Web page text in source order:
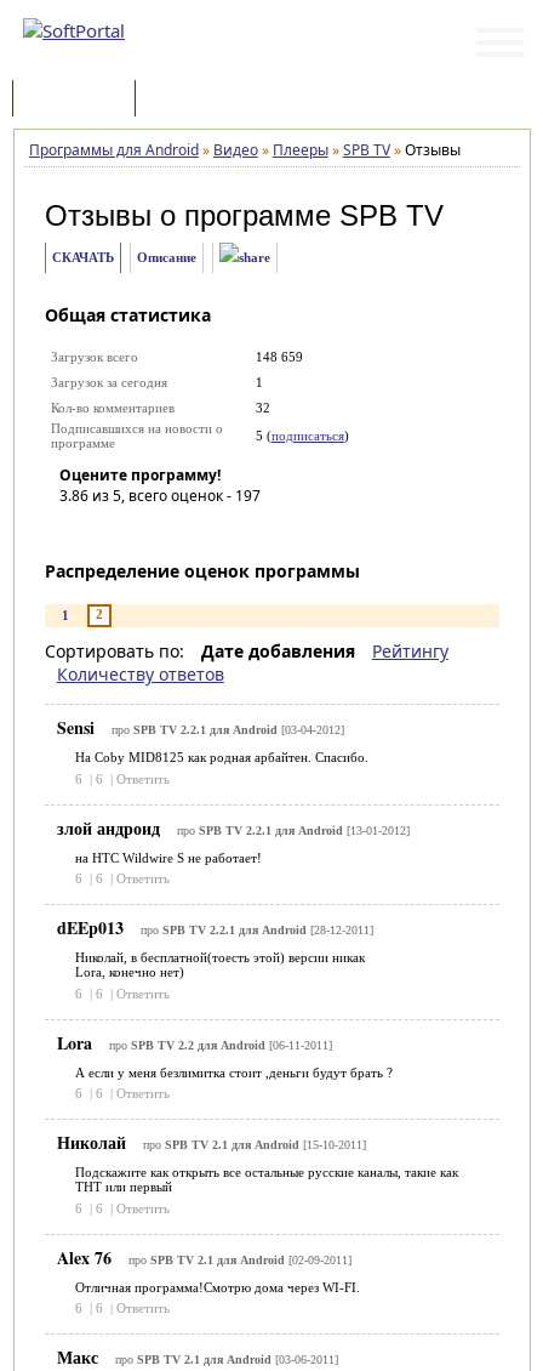
Программы для Android» Видео» Плееры»SPB TV»Отзывы
Отзывы о программе SPB TV
СКАЧАТЬ Описание
Общая статистика
Загрузок всего
148 659
Загрузок за сегодня
1
Кол-во комментариев
32
Подписавшихся на новости о
программе
5 (подписаться)
Оцените программу!
3.86из 5, всего оценок - 197
Распределение оценок программы
1 2
Сортировать по: Дате добавления
Рейтингу
Количеству ответов
Sensi про SPB TV 2.2.1 для Android [03-04-2012]
На Coby MID8125 как родная арбайтен. Спасибо.
6
| 6 | Ответить
злой андроид про SPB TV 2.2.1 для Android [13-01-2012]
на HTC Wildwire S не работает!
6
| 6 | Ответить
dEEp013 про SPB TV 2.2.1 для Android [28-12-2011]
Николай, в бесплатной(тоесть этой) версии никак
Lora, конечно нет)
6
| 6 | Ответить
Lora про SPB TV 2.2 для Android [06-11-2011]
А если у меня безлимитка стоит ,деньги будут брать ?
6
| 6 | Ответить
Николай про SPB TV 2.1 для Android [15-10-2011]
Подскажите как открыть все остальные русские каналы, такие как
ТНТ или первый
6
| 6 | Ответить
Alex 76 про SPB TV 2.1 для Android [02-09-2011]
Отличная программа!Смотрю дома через WI-FI.
6
| 6 | Ответить
Макс про SPB TV 2.1 для Android [03-06-2011]